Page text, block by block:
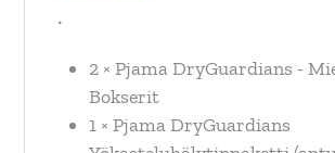
.
2 × Pjama DryGuardians -
Bokserit
1 × Pjama DryGuardians